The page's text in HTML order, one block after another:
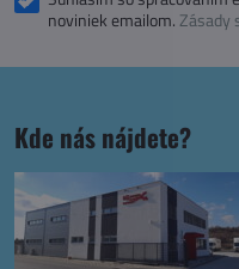
noviniek emailom.Zásady
Kde nás nájdete?